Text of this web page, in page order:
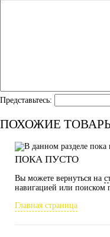
Представьтесь:
ПОХОЖИЕ
ПОКА ПУСТО
Вы можете вернуться на
навигацией или поиском
Главная страница